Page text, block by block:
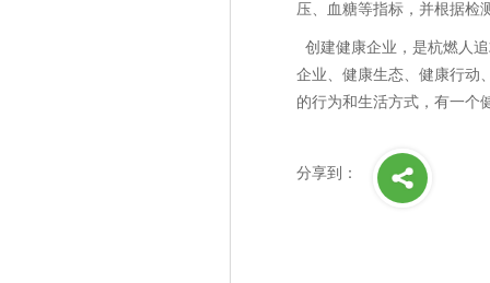
压、血糖等指标，并根据检
创建健康企业，是杭燃人
企业、健康生态、健康行动
的行为和生活方式，有一个
分享到：